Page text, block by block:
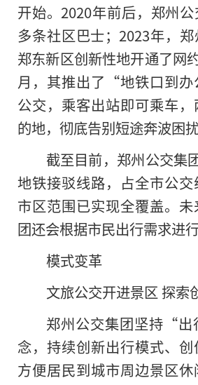
开始。2020年前后，郑州
多条社区巴士；2023年，
郑东新区创新性地开通了网
月，其推出了“地铁口到
公交，乘客出站即可乘车
的地，彻底告别短途奔波困扰
截至目前，郑州公交集
地铁接驳线路，占全市公交
市区范围已实现全覆盖。
团还会根据市民出行需求进
模式变革
文旅公交开进景区 探索
郑州公交集团坚持“
念，持续创新出行模式、
方便居民到城市周边景区